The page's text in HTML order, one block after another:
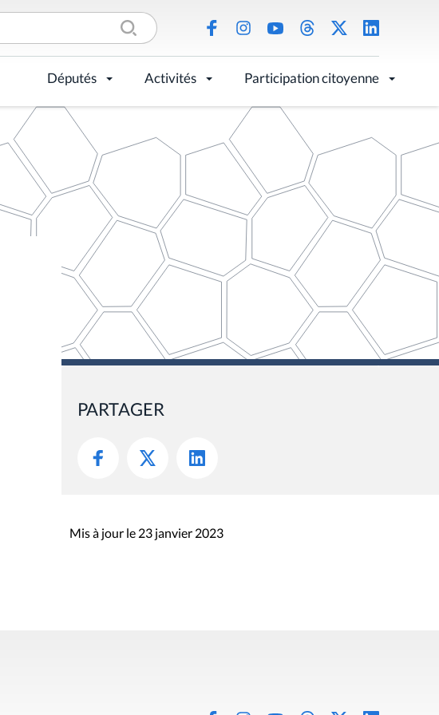
Députés Activités Participation citoyenne
PARTAGER
Mis à jour le 23 janvier 2023